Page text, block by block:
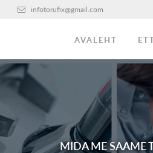
infotorufix@gmail.com
AVALEHT
MIDA ME SAAME